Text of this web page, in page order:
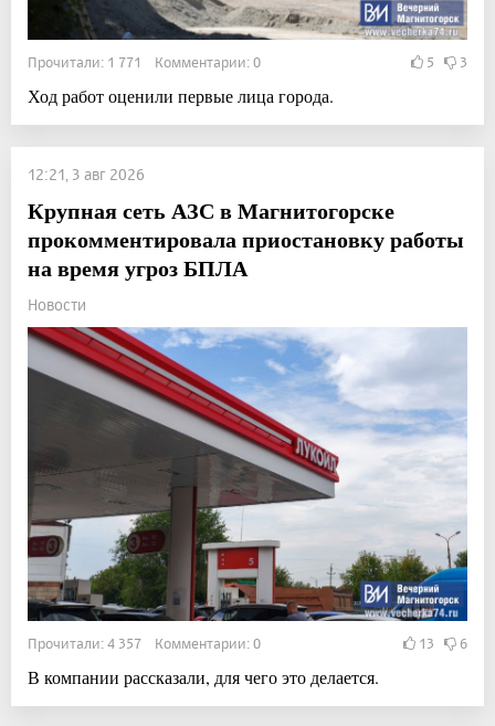
Прочитали: 1 771 Комментарии: 0 5 3
Ход работ оценили первые лица города.
12:21, 3 авг 2026
Крупная сеть АЗС в Магнитогорске
прокомментировала приостановку работы
на время угроз БПЛА
Новости
Прочитали: 4 357 Комментарии: 0 13 6
В компании рассказали, для чего это делается.